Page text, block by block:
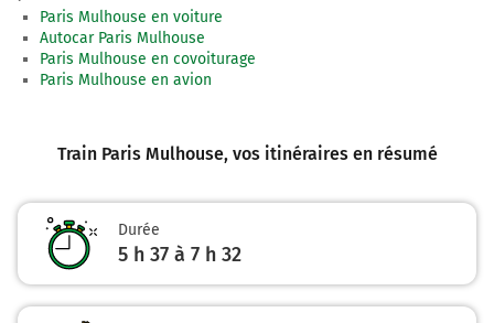
Paris Mulhouse en voiture
Autocar Paris Mulhouse
Paris Mulhouse en covoiturage
Paris Mulhouse en avion
Train Paris Mulhouse, vos itinéraires en résumé
Durée
5 h 37 à 7 h 32